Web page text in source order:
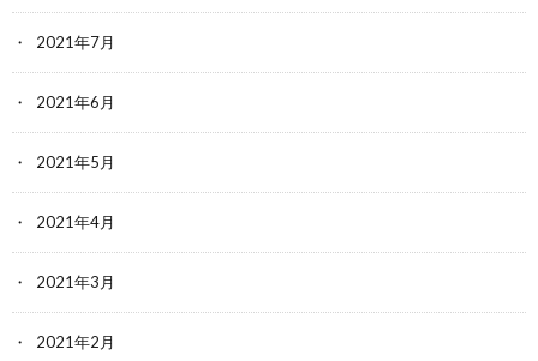
2021年7月
2021年6月
2021年5月
2021年4月
2021年3月
2021年2月